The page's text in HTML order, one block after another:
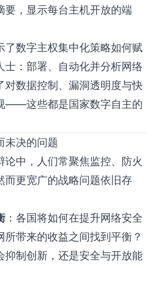
要，显示每台主机开放的端
了数字主权集中化策略如何赋
士：部署、自动化并分析网络
对数据控制、漏洞透明度与快
——这些都是国家数字自主的
未决的问题
论中，人们常聚焦监控、防火
而更宽广的战略问题依旧存
：各国将如何在提升网络安全
所带来的收益之间找到平衡？
抑制创新，还是安全与开放能